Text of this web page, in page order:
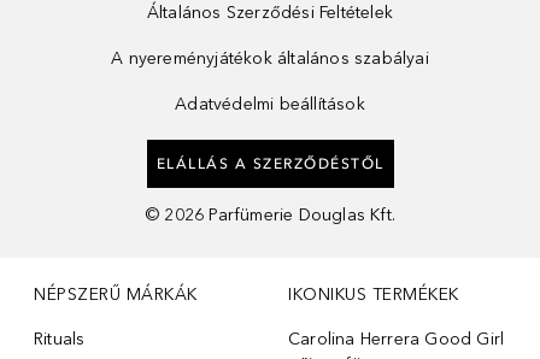
Általános Szerződési Feltételek
A nyereményjátékok általános szabályai
Adatvédelmi beállítások
ELÁLLÁS A SZERZŐDÉSTŐL
© 2026 Parfümerie Douglas Kft.
NÉPSZERŰ MÁRKÁK
Rituals
IKONIKUS TERMÉKEK
Carolina Herrera Good Girl